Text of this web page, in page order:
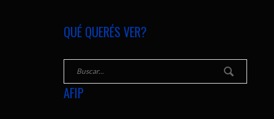
QUÉ QUERÉS VER?
AFIP